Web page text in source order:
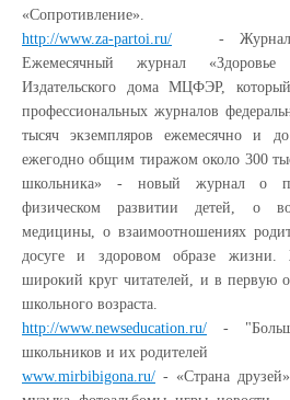
«Сопротивление».
http://www.za-partoi.ru/ - Журнал
Ежемесячный журнал
Издательского дома МЦФЭР,
профессиональных журналов
тысяч экземпляров ежемесячно и
ежегодно общим тиражом около 300
школьника» - новый журнал о
физическом развитии детей, о
медицины, о взаимоотношениях
досуге и здоровом образе жизни.
широкий круг читателей, и в первую
школьного возраста.
http://www.newseducation.ru/ -
школьников и их родителей
www.mirbibigona.ru/ - «Страна